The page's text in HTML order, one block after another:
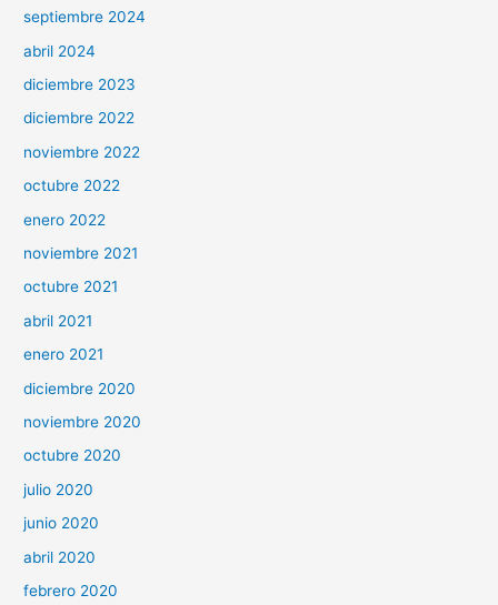
septiembre 2024
abril 2024
diciembre 2023
diciembre 2022
noviembre 2022
octubre 2022
enero 2022
noviembre 2021
octubre 2021
abril 2021
enero 2021
diciembre 2020
noviembre 2020
octubre 2020
julio 2020
junio 2020
abril 2020
febrero 2020